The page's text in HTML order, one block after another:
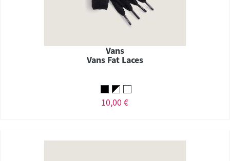
Vans
Vans Fat Laces
10,00 €